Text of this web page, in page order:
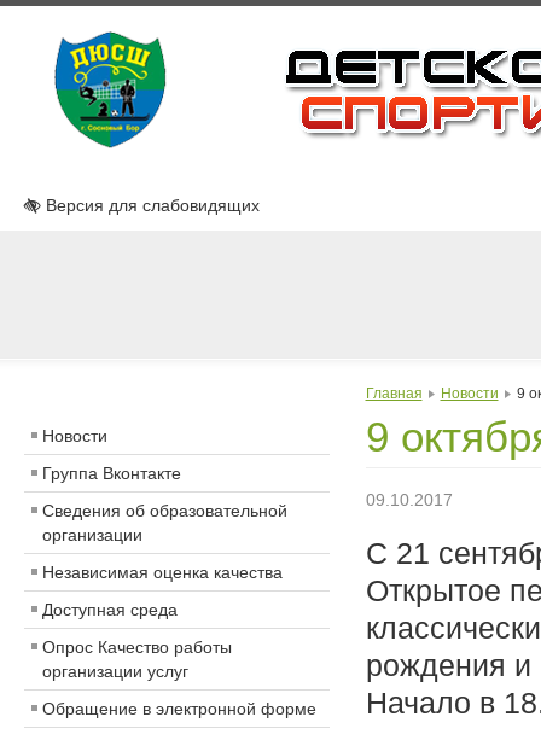
Версия для слабовидящих
Новости
Группа Вконтакте
Сведения об образовательной
организации
Независимая оценка качества
Доступная среда
Опрос Качество работы
организации услуг
Обращение в электронной форме
Главная Новости 9
9
09.10.2017
С 21
Открытое
рождения и
Начало в